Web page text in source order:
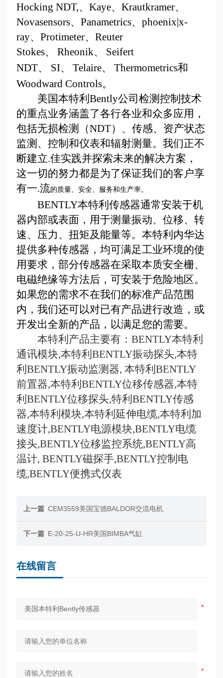
Hocking NDT,、Kaye、Krautkramer、
Novasensors、Panametrics、phoenix|x-
ray、Protimeter、Reuter
Stokes、 Rheonik、
Seifert
NDT、 SI、 Telaire、 Thermometrics和
Woodward Controls。
美国本特利Bently公司检测控制技术
的重点业务涵盖了各行各业和众多应用，
包括无损检测（NDT）、传感、资产状态
监测、控制和仪表和辐射测量。我们正不
断建立.佳实践并探索未来的解决方案，
这一切的努力都是为了保证我们的客户享
有一.流的质量、安全、服务和生产率。
BENTLY本特利传感器通常安装于机
器内部或表面，用于测量振动、位移、转
速、压力、扭矩及能量等。本特利内华达
提供多种传感器，均可满足工业环境的使
用要求，部分传感器在采取本质安全栅、
电磁绝缘等方法后，可安装于危险地区。
如果您的需求不在我们的标准产品范围
内，我们还可以对已有产品进行改造，或
开发出全新的产品，以满足您的需要。
本特利产品主要有：BENTLY本特利
通讯模块,本特利BENTLY振动探头,本特
利BENTLY振动监测器,本特利BENTLY
前置器,本特利BENTLY位移传感器,本特
利BENTLY位移探头,特利BENTLY传感
器,本特利模块,本特利延伸电缆,本特利加
速度计,BENTLY电源模块,BENTLY电缆
接头,BENTLY位移监控系统,BENTLY高
温计, BENTLY磁探手,BENTLY控制电
缆,BENTLY便携式仪表
上一篇 CEM3559美国宝德BALDOR交流电机
下一篇 E-20-25-U-HR美国BIMBA气缸
在线留言